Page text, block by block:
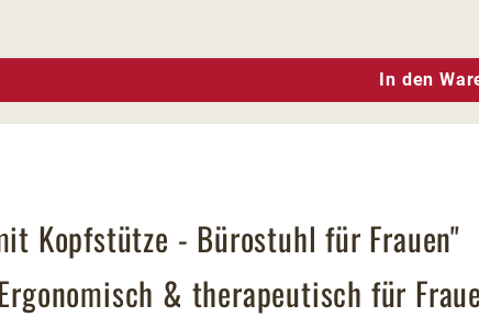
Wert ein oder benutze die In den
Kopfstütze - Bürostuhl für Frauen"
& therapeutisch für